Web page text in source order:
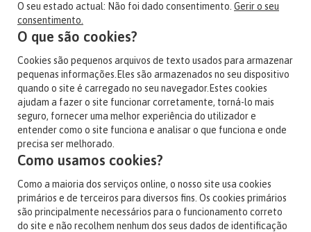
O seu estado actual: Não foi dado consentimento. Gerir o seu
consentimento.
O que são cookies?
Cookies são pequenos arquivos de texto usados ​​para armazenar
pequenas informações.Eles são armazenados no seu dispositivo
quando o site é carregado no seu navegador.Estes cookies
ajudam a fazer o site funcionar corretamente, torná-lo mais
seguro, fornecer uma melhor experiência do utilizador e
entender como o site funciona e analisar o que funciona e onde
precisa ser melhorado.
Como usamos cookies?
Como a maioria dos serviços online, o nosso site usa cookies
primários e de terceiros para diversos fins. Os cookies primários
são principalmente necessários para o funcionamento correto
do site e não recolhem nenhum dos seus dados de identificação